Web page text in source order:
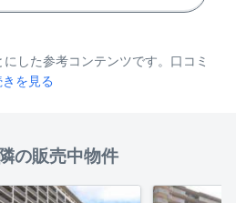
した参考コンテンツです。口コミ
を見る
の販売中物件